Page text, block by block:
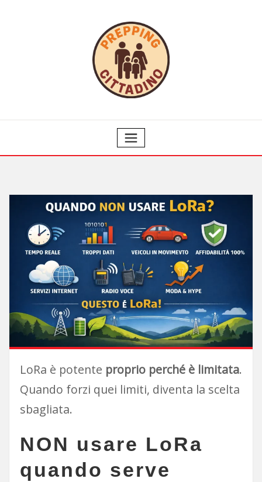
LoRa è potente proprio perché è limitata.
Quando forzi quei limiti, diventa la scelta
sbagliata.
NON usare LoRa
quando serve